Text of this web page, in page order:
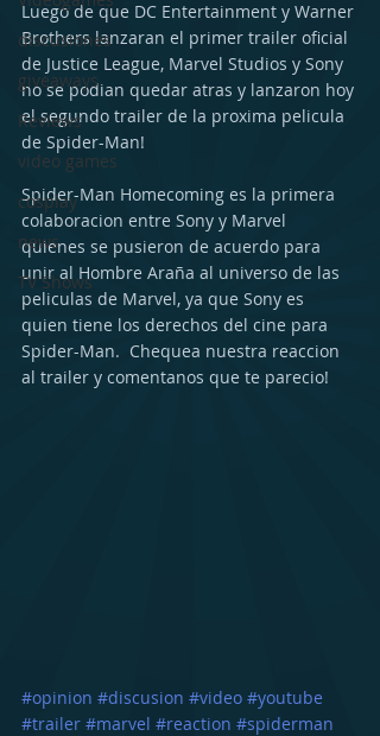
discusiones
giveaways
Reviews
video games
cosplay
news
TV Shows
Luego de que DC Entertainment y Warner
Brothers lanzaran el primer trailer oficial
de Justice League, Marvel Studios y Sony
no se podian quedar atras y lanzaron hoy
el segundo trailer de la proxima pelicula
de Spider-Man!
Spider-Man Homecoming es la primera
colaboracion entre Sony y Marvel
quienes se pusieron de acuerdo para
unir al Hombre Araña al universo de las
peliculas de Marvel, ya que Sony es
quien tiene los derechos del cine para
Spider-Man.  Chequea nuestra reaccion
al trailer y comentanos que te parecio!
#opinion #discusion #video #youtube
#trailer #marvel #reaction #spiderman